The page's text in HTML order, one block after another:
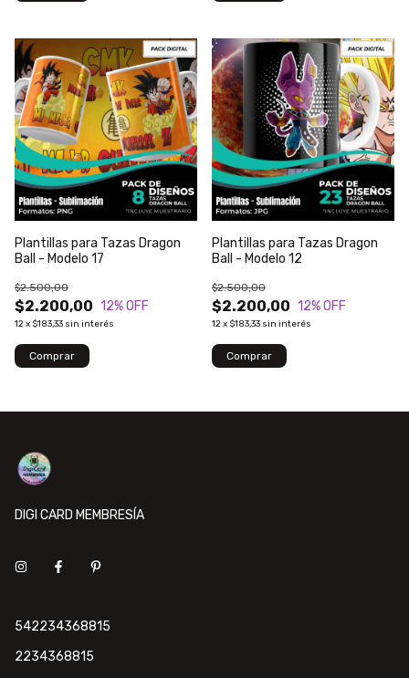
Plantillas para Tazas Dragon
Ball - Modelo 17
$2.200,00
$2.500,00
12% OFF
12x $183,33 sin interés
Plantillas para Tazas Dragon
Ball - Modelo 12
$2.200,00
$2.500,00
12% OFF
12x $183,33 sin interés
DIGI CARD MEMBRESÍA
542234368815
2234368815